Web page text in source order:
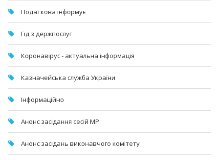
Податкова інформує
Гід з держпослуг
Коронавірус - актуальна інформація
Казначейська служба України
Інформаційно
Анонс засідання сесій МР
Анонс засідань виконавчого комітету